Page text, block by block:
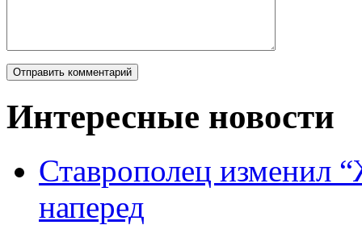
Интересные новости
Ставрополец изменил
наперед